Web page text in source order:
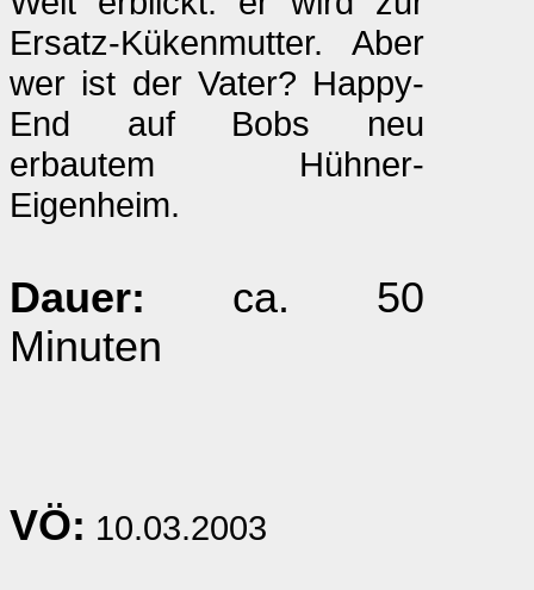
Ersatz-Kükenmutter. Aber
wer ist der Vater? Happy-
End auf Bobs neu
erbautem Hühner-
Eigenheim.
Dauer: ca. 50
Minuten
VÖ: 10.03.2003